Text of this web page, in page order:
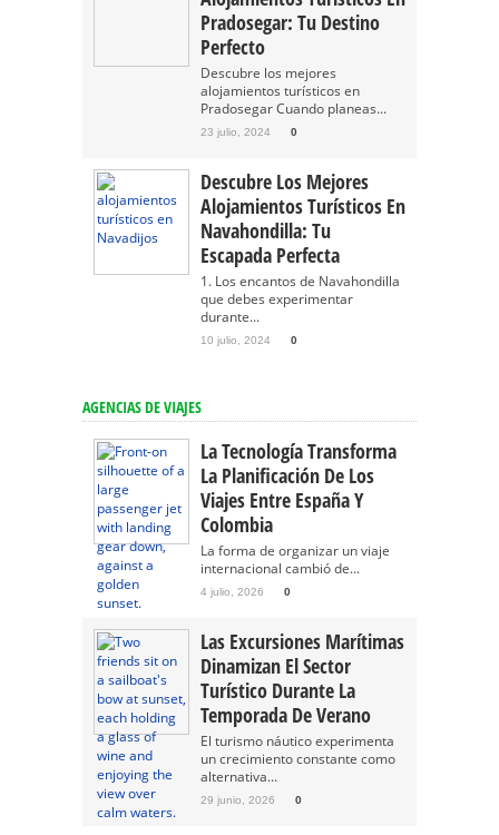
Pradosegar: Tu Destino
Perfecto
Descubre los mejores
alojamientos turísticos en
Pradosegar Cuando planeas...
23 julio, 2024 0
Descubre Los Mejores
Alojamientos Turísticos En
Navahondilla: Tu
Escapada Perfecta
1. Los encantos de Navahondilla
que debes experimentar
durante...
10 julio, 2024 0
AGENCIAS DE VIAJES
La Tecnología Transforma
La Planificación De Los
Viajes Entre España Y
Colombia
La forma de organizar un viaje
internacional cambió de...
4 julio, 2026 0
Las Excursiones Marítimas
Dinamizan El Sector
Turístico Durante La
Temporada De Verano
El turismo náutico experimenta
un crecimiento constante como
alternativa...
29 junio, 2026 0